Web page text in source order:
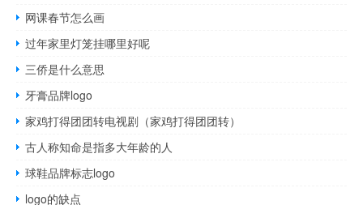
网课春节怎么画
过年家里灯笼挂哪里好呢
三侨是什么意思
牙膏品牌logo
家鸡打得团团转电视剧（家鸡打得团团转）
古人称知命是指多大年龄的人
球鞋品牌标志logo
logo的缺点